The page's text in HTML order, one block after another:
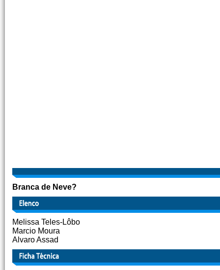
Branca de Neve?
Melissa Teles-Lôbo
Marcio Moura
Alvaro Assad